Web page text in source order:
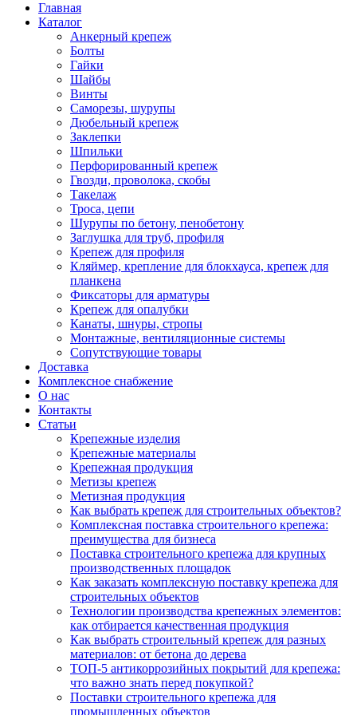
Главная
Каталог
Анкерный крепеж
Болты
Гайки
Шайбы
Винты
Саморезы, шурупы
Дюбельный крепеж
Заклепки
Шпильки
Перфорированный крепеж
Гвозди, проволока, скобы
Такелаж
Троса, цепи
Шурупы по бетону, пенобетону
Заглушка для труб, профиля
Крепеж для профиля
Кляймер, крепление для блокхауса, крепеж для
планкена
Фиксаторы для арматуры
Крепеж для опалубки
Канаты, шнуры, стропы
Монтажные, вентиляционные системы
Сопутствующие товары
Доставка
Комплексное снабжение
О нас
Контакты
Статьи
Крепежные изделия
Крепежные материалы
Крепежная продукция
Метизы крепеж
Метизная продукция
Как выбрать крепеж для строительных объектов?
Комплексная поставка строительного крепежа:
преимущества для бизнеса
Поставка строительного крепежа для крупных
производственных площадок
Как заказать комплексную поставку крепежа для
строительных объектов
Технологии производства крепежных элементов:
как отбирается качественная продукция
Как выбрать строительный крепеж для разных
материалов: от бетона до дерева
ТОП-5 антикоррозийных покрытий для крепежа:
что важно знать перед покупкой?
Поставки строительного крепежа для
промышленных объектов